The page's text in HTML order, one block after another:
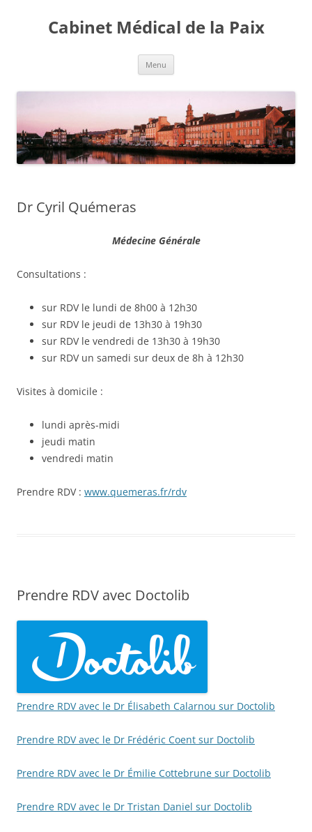
contenuCabinet Médical de la Paix
Menu
Dr Cyril Quémeras
Médecine Générale
Consultations :
sur RDV le lundi de 8h00 à 12h30
sur RDV le jeudi de 13h30 à 19h30
sur RDV le vendredi de 13h30 à 19h30
sur RDV un samedi sur deux de 8h à 12h30
Visites à domicile :
lundi après-midi
jeudi matin
vendredi matin
Prendre RDV : www.quemeras.fr/rdv
Prendre RDV avec Doctolib
Prendre RDV avec le Dr Élisabeth Calarnou sur Doctolib
Prendre RDV avec le Dr Frédéric Coent sur Doctolib
Prendre RDV avec le Dr Émilie Cottebrune sur Doctolib
Prendre RDV avec le Dr Tristan Daniel sur Doctolib